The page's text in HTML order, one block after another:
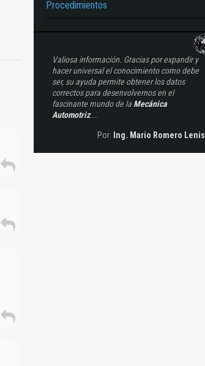
Procedimientos
Valiosa información. Gracias por expandir y
hacer universal el conocimiento como debe
ser, su ayuda permite obtener los datos
correctos para desenvolvernos en el
fascinante mundo de la Mecánica
Automotriz...
Por: Ing. Mario Romero Lenis